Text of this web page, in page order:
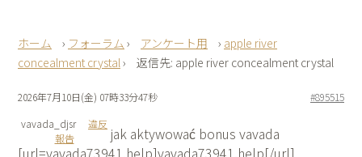
› フォーラム › アンケート用 › apple river
concealment crystal› 返信先: apple river concealment crystal
2026年7月10日(金) 07時33分47秒
#895515
vavada_djsr
違反
報告
jak aktywować bonus vavada
[url=vavada73941.help]vavada73941.help[/url]